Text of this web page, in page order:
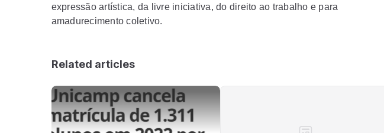
expressão artística, da livre iniciativa, do direito ao trabalho e para
amadurecimento coletivo.
Related articles